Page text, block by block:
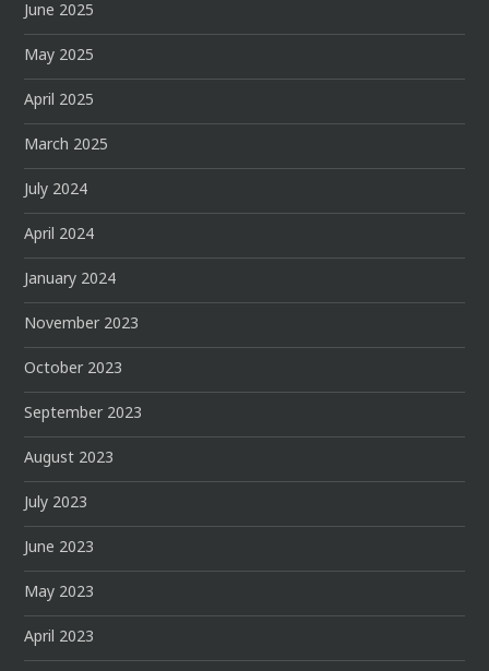
June 2025
May 2025
April 2025
March 2025
July 2024
April 2024
January 2024
November 2023
October 2023
September 2023
August 2023
July 2023
June 2023
May 2023
April 2023